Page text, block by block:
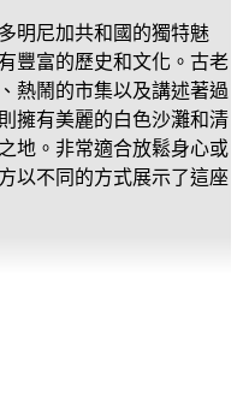
明尼加共和國的獨特魅
豐富的歷史和文化。古老
熱鬧的市集以及講述著過
擁有美麗的白色沙灘和清
地。非常適合放鬆身心或
以不同的方式展示了這座